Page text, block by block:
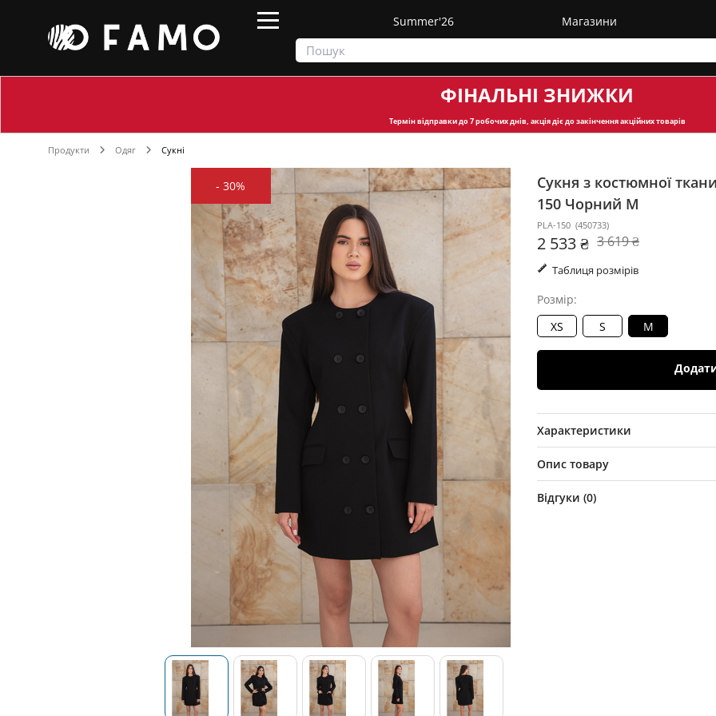
Summer'26 Магазини
ФІНАЛЬНІ ЗНИЖКИ
Термін відправкидо 7 робочих днів, акція діє до закінчення акційних товарів
Продукти Одяг Сукні
-30%
Сукня з костюмної
150 Чорний M
PLA-150 (450733)
2 533 ₴ 3 619 ₴
Таблиця розмірів
Розмір:
XS
S M
Характеристики
Опис товару
Відгуки (0)